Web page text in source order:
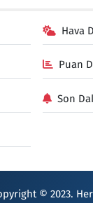
Hava
Puan
Son
© 2023. Her